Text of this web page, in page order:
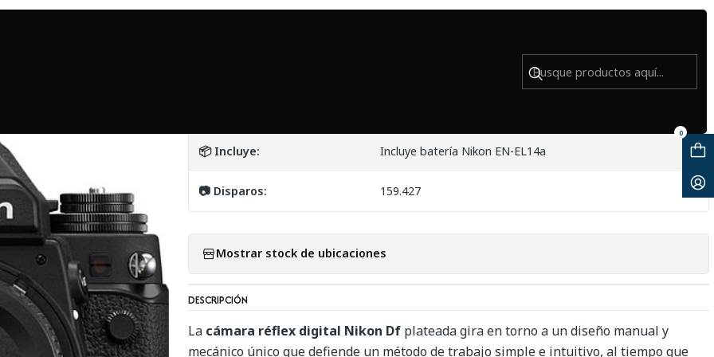
0
Nikon Df Negra mas bateria - Usado
📦 Incluye: Incluye batería Nikon EN-EL14a
📷 Disparos: 159.427
Mostrar stock de ubicaciones
DESCRIPCIÓN
La cámara réflex digital Nikon Df plateada gira en torno a un diseño manual y
mecánico único que defiende un método de trabajo simple e intuitivo, al tiempo que